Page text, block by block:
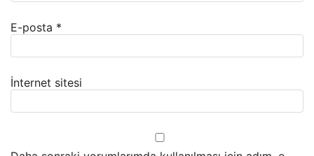
E-posta *
İnternet sitesi